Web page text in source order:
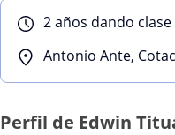
2 años dando clase
Perfil de Edwin